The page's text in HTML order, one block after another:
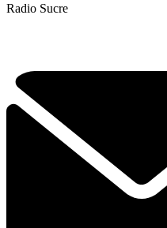
Radio Sucre